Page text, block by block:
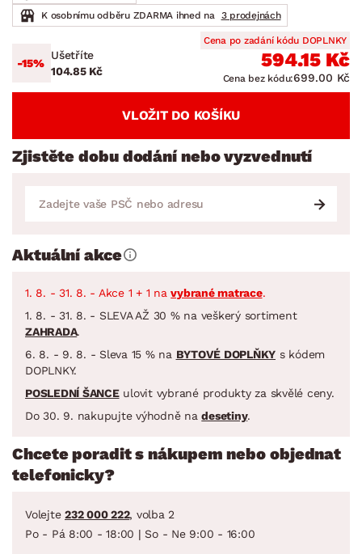
K osobnímu odběru ZDARMA ihned na
3 prodejnách
-15%
Ušetříte
104.85 Kč
Cena po zadání kódu DOPLNKY
594.15 Kč
Cena bez kódu:699.00 Kč
VLOŽIT DO KOŠÍKU
Zjistěte dobu dodání nebo vyzvednutí
Aktuální akce
1. 8. - 31. 8. - Akce 1 + 1 navybrané matrace.
1. 8. - 31. 8. - SLEVA AŽ 30 % na veškerý sortiment
ZAHRADA.
6. 8. - 9. 8. - Sleva 15 % na BYTOVÉ DOPLŇKY s kódem
DOPLNKY.
POSLEDNÍ ŠANCEulovit vybrané produkty za skvělé ceny.
Do 30. 9. nakupujte výhodně nadesetiny.
Chcete poradit s nákupem nebo objednat
telefonicky?
Volejte 232 000 222, volba 2
Po - Pá 8:00 - 18:00 | So - Ne 9:00 - 16:00